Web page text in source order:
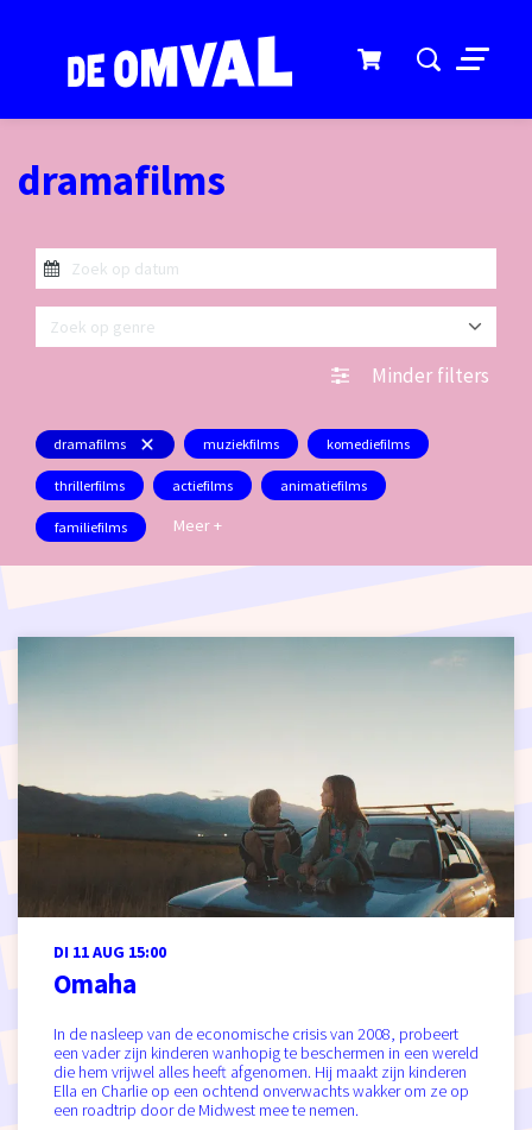
Menu
dramafilms
Zoek op genre
Minder filters
dramafilms muziekfilms komediefilms
thrillerfilms actiefilms animatiefilms
familiefilms Meer +
Omaha
DI 11 AUG 15:00
In de nasleep van de economische crisis van 2008, probeert
een vader zijn kinderen wanhopig te beschermen in een wereld
die hem vrijwel alles heeft afgenomen. Hij maakt zijn kinderen
Ella en Charlie op een ochtend onverwachts wakker om ze op
een roadtrip door de Midwest mee te nemen.